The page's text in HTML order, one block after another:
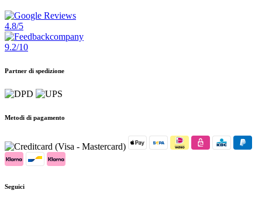
4.8/5
9.2/10
Partner di spedizione
Metodi di pagamento
Seguici